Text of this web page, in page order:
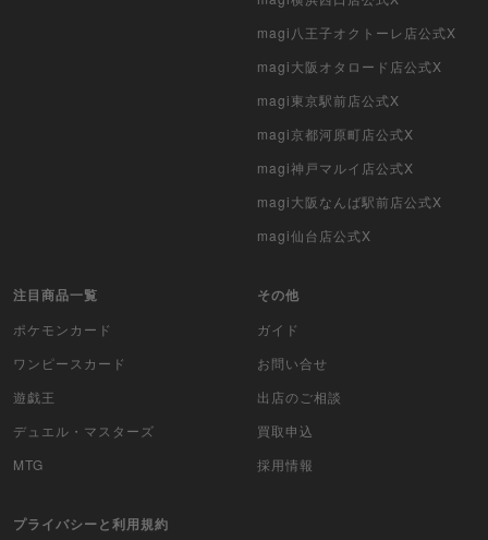
カードファイト!! ヴァンガード
WCCF
ムシキング
バディファイト
スポーツ
magi八王子オクトーレ店公式X
magi大阪オタロード店公式X
magi東京駅前店公式X
magi京都河原町店公式X
magi神戸マルイ店公式X
magi大阪なんば駅前店公式X
magi仙台店公式X
注目商品一覧
ポケモンカード
ワンピースカード
遊戯王
デュエル・マスターズ
MTG
その他
ガイド
お問い合せ
出店のご相談
買取申込
採用情報
プライバシーと利用規約